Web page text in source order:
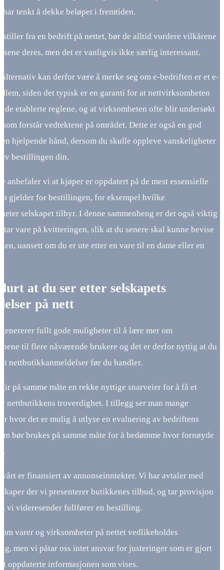
har tenkt å dekke beløpet i fremtiden.
fra en bedrift på nettet, bør de alltid vurdere vilkårene
deres, men det er vanligvis ikke særlig interessant.
kan derfor være å merke seg om e-bedriften er et e-
siden det typisk er en garanti for at nettvirksomheten
de etablerte reglene, og at virksomheten ofte blir undersøkt
forstår vedtektene på området. Dette er også en god
hjelpende hånd, dersom du skulle oppleve vanskeligheter
bestillingen din.
anbefaler vi at kjøper er oppdatert på de mest essensielle
gjelder for bestillingen, for eksempel hvilke
selskapet tilbyr. I denne sammenheng er det også viktig
tar vare på kvitteringen, slik at du senere skal kunne bevise
uansett om du er ute etter en vare til en dame eller en
at du ser etter selskapets
på nett
fullt gode muligheter til å lære mer om
til flere nåværende brukere og det er derfor nyttig at du
nettbutikkanmeldelser før du handler.
på samme måte en rekke nyttige snarveier for å få et
nettbutikkens troverdighet. I tillegg ser man mange
hvor det er mulig å utlyse en evaluering av bedriftens
bør brukes på samme måte for å bedømme hvor fornøyde
vårt er finansiert av annonseinntekter. Vi har avtaler med
der vi presenterer butikkenes tilbud, og tar provisjon
vi videresender fullfører en bestilling.
varer og virksomheter på nettet vedlikeholdes
men vi påtar oss intet ansvar for justeringer som er gjort
oppdaterte informasjonen som vises.